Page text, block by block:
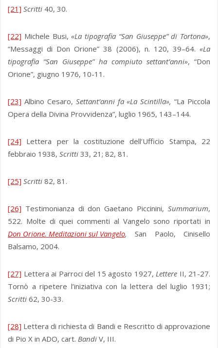
[21] Scritti 40, 30.
[22] Michele Busi,«La tipografia “San Giuseppe” di Tortona»,
“Messaggi di Don Orione” 38 (2006), n. 120, 39–64. «La
tipografia “San Giuseppe” ha compiuto settant’anni», “Don
Orione”, giugno 1976, 10-11.
[23] Albino Cesaro, Settant’anni fa «La Scintilla», “La Piccola
Opera della Divina Provvidenza”, luglio 1965, 143–144.
[24] Lettera per la costituzione dell’Ufficio Stampa, 22
febbraio 1938, Scritti 33, 21; 82, 81.
[25] Scritti 82, 81.
[26] Testimonianza di don Gaetano Piccinini, Summarium,
522. Molte di quei commenti al Vangelo sono riportati in
Don Orione. Meditazioni sul Vangelo,San Paolo, Cinisello
Balsamo, 2004.
[27] Lettera ai Parroci del 15 agosto 1927, Lettere II, 21-27.
Tornò a ripetere l’iniziativa con la lettera del luglio 1931;
Scritti 62, 30-33.
[28] Lettera di richiesta di Bandi e Rescritto di approvazione
di Pio X in ADO, cart. Bandi V, III.